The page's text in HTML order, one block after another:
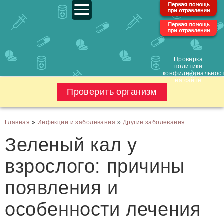
Проверка
политики
на сайте
Проверить организм
Главная » Инфекции и заболевания » Другие заболевания
Зеленый кал у
взрослого: причины
появления и
особенности лечения